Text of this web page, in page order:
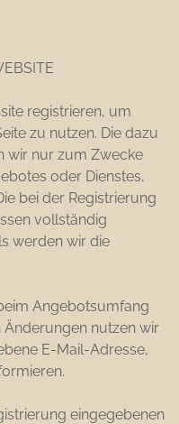
registrieren, um
zu nutzen. Die dazu
wir nur zum Zwecke
oder Dienstes,
bei der Registrierung
vollständig
werden wir die
Angebotsumfang
nutzen wir
E-Mail-Adresse,
eingegebenen